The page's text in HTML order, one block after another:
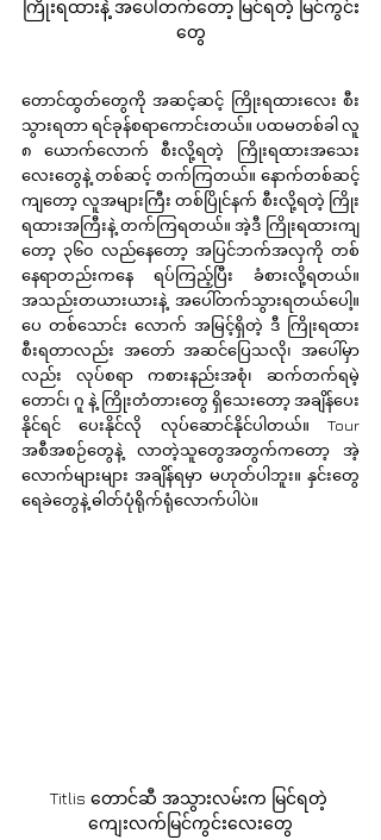
ကြိုးရထားနဲ့ အပေါ်တက်တော့ မြင်ရတဲ့ မြင်ကွင်း
တွေ
တောင်ထွတ်တွေကို အဆင့်ဆင့် ကြိုးရထားလေး စီး
သွားရတာ ရင်ခုန်စရာကောင်းတယ်။ ပထမတစ်ခါ လူ
၈ ယောက်လောက် စီးလို့ရတဲ့ ကြိုးရထားအသေး
လေးတွေနဲ့ တစ်ဆင့် တက်ကြတယ်။ နောက်တစ်ဆင့်
ကျတော့ လူအများကြီး တစ်ပြိုင်နက် စီးလို့ရတဲ့ ကြိုး
ရထားအကြီးနဲ့ တက်ကြရတယ်။ အဲ့ဒီ ကြိုးရထားကျ
တော့ ၃၆၀ လည်နေတော့ အပြင်ဘက်အလှကို တစ်
နေရာတည်းကနေ ရပ်ကြည့်ပြီး ခံစားလို့ရတယ်။
အသည်းတယားယားနဲ့ အပေါ်တက်သွားရတယ်ပေါ့။
ပေ တစ်သောင်း လောက် အမြင့်ရှိတဲ့ ဒီ ကြိုးရထား
စီးရတာလည်း အတော် အဆင်ပြေသလို၊ အပေါ်မှာ
လည်း လုပ်စရာ ကစားနည်းအစုံ၊ ဆက်တက်ရမဲ့
တောင်၊ ဂူ နဲ့ ကြိုးတံတားတွေ ရှိသေးတော့ အချိန်ပေး
နိုင်ရင် ပေးနိုင်လို လုပ်ဆောင်နိုင်ပါတယ်။ Tour
အစီအစဉ်တွေနဲ့ လာတဲ့သူတွေအတွက်ကတော့ အဲ့
လောက်များများ အချိန်ရမှာ မဟုတ်ပါဘူး။ နှင်းတွေ
ရေခဲတွေနဲ့ ဓါတ်ပုံရိုက်ရုံလောက်ပါပဲ။
Titlis တောင်ဆီ အသွားလမ်းက မြင်ရတဲ့
ကျေးလက်မြင်ကွင်းလေးတွေ